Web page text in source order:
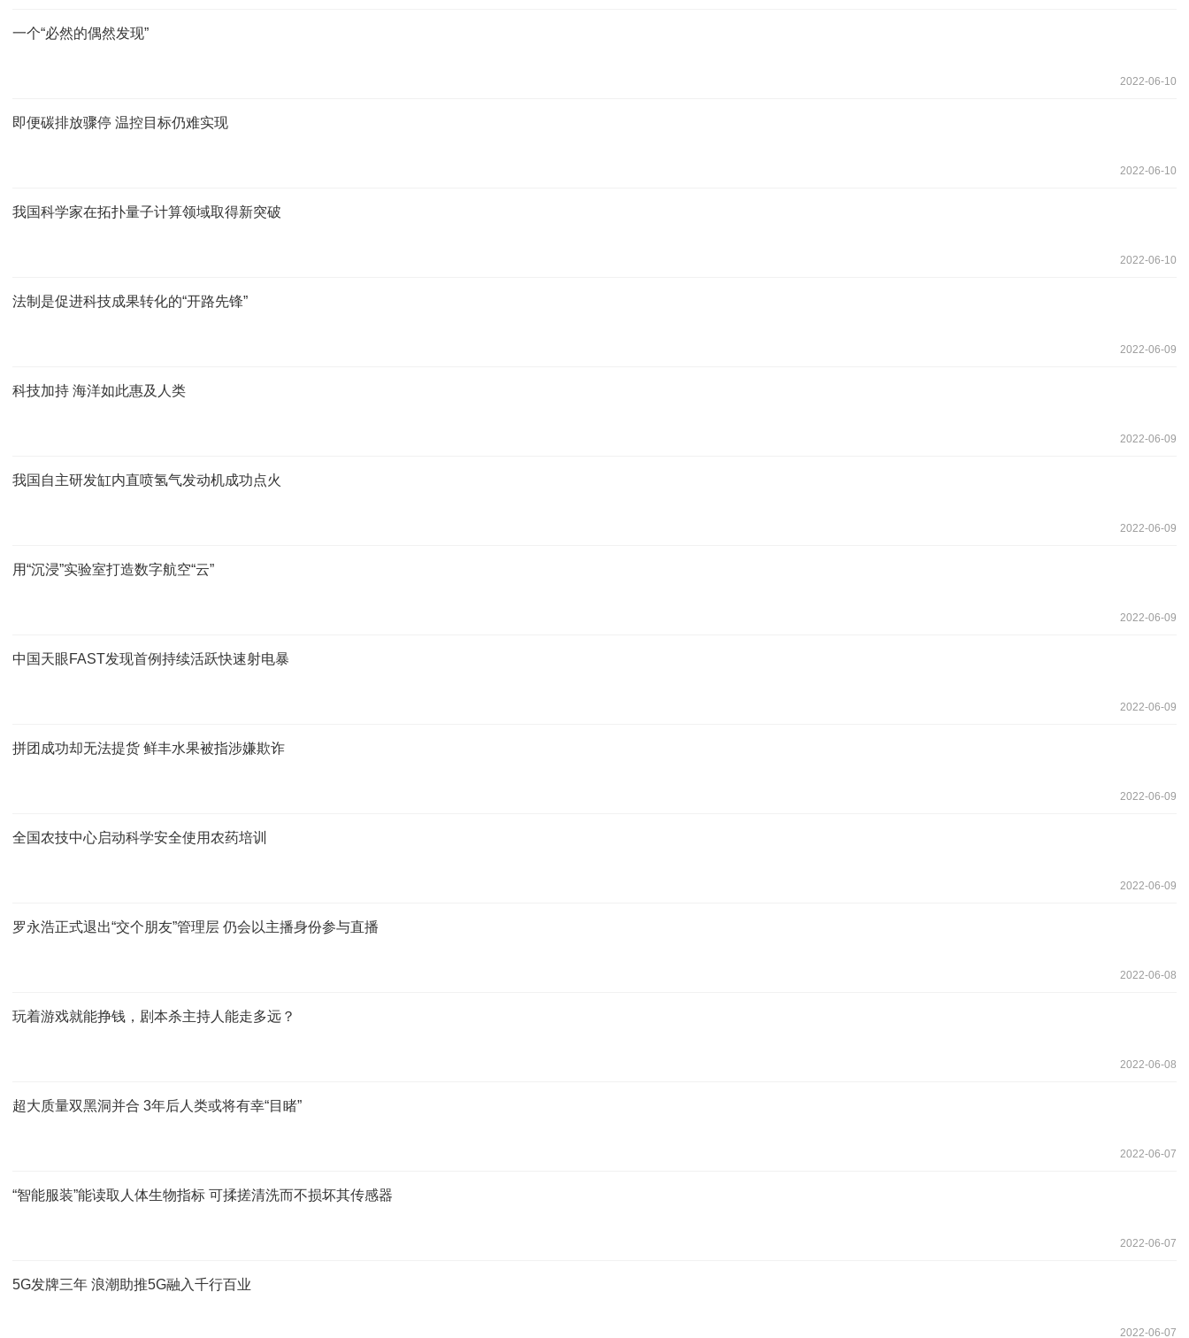
一个“必然的偶然发现”
2022-06-10
即便碳排放骤停 温控目标仍难实现
2022-06-10
我国科学家在拓扑量子计算领域取得新突破
2022-06-10
法制是促进科技成果转化的“开路先锋”
2022-06-09
科技加持 海洋如此惠及人类
2022-06-09
我国自主研发缸内直喷氢气发动机成功点火
2022-06-09
用“沉浸”实验室打造数字航空“云”
2022-06-09
中国天眼FAST发现首例持续活跃快速射电暴
2022-06-09
拼团成功却无法提货 鲜丰水果被指涉嫌欺诈
2022-06-09
全国农技中心启动科学安全使用农药培训
2022-06-09
罗永浩正式退出“交个朋友”管理层 仍会以主播身份参与直播
2022-06-08
玩着游戏就能挣钱，剧本杀主持人能走多远？
2022-06-08
超大质量双黑洞并合 3年后人类或将有幸“目睹”
2022-06-07
“智能服装”能读取人体生物指标 可揉搓清洗而不损坏其传感器
2022-06-07
5G发牌三年 浪潮助推5G融入千行百业
2022-06-07